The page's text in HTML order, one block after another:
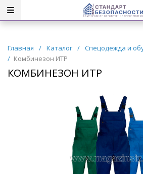
Главная / Каталог / Спецодежда и
/ Комбинезон ИТР
КОМБИНЕЗОН ИТР